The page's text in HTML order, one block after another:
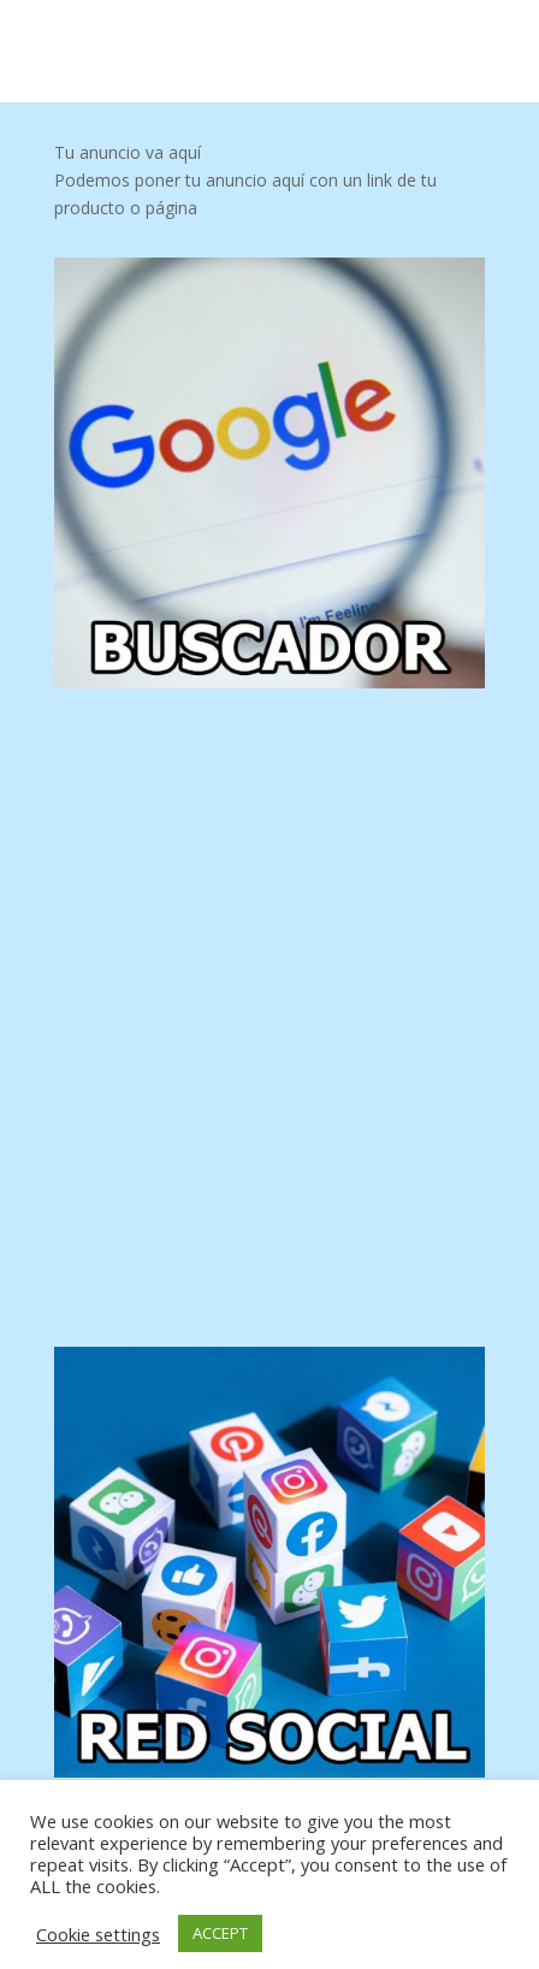
Tu anuncio va aquí
Podemos poner tu anuncio aquí con un link de tu
producto o página
Tu anuncio va aquí
Podemos poner tu anuncio aquí con un link de tu
producto o página
We use cookies on our website to give you the most
relevant experience by remembering your preferences and
repeat visits. By clicking “Accept”, you consent to the use of
ALL the cookies.
Cookie settings
ACCEPT
https://analytics.google.com/analytics/web/?